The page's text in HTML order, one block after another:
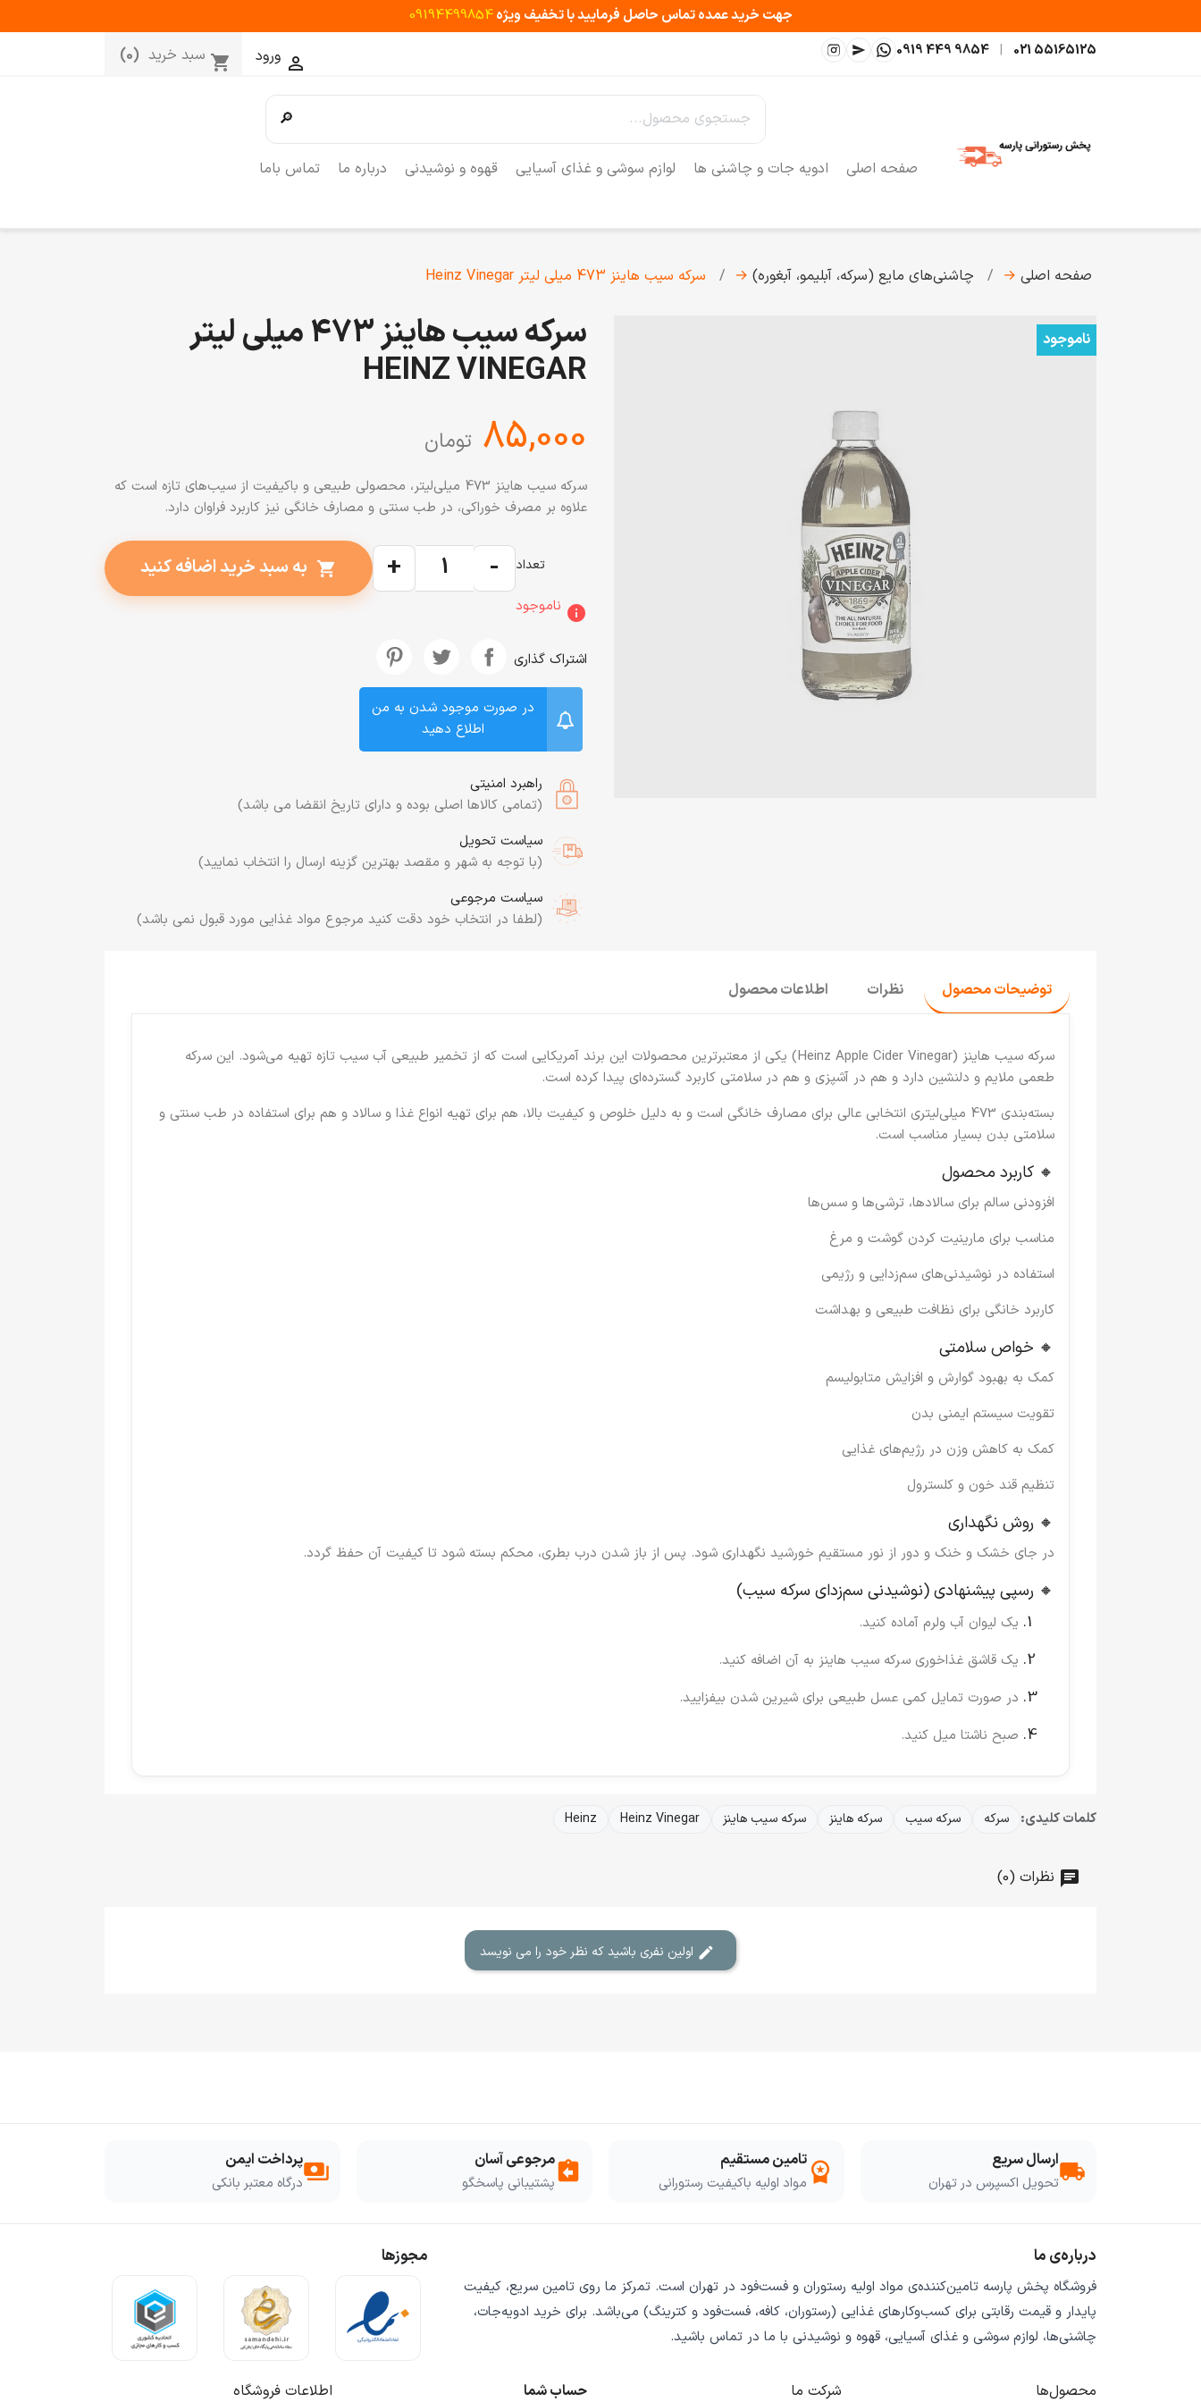
جهت خرید عمده تماس حاصل فرمایید با تخفیف ویژه09194499854
021 55165125
|
0919 449 9854
 ورود shopping_cart سبد خرید (0)
🔎
صفحه اصلی ادویه جات و چاشنی ها لوازم سوشی و غذای آسیایی قهوه و نوشیدنی درباره ما تماس باما
صفحه اصلی → چاشنی‌های مایع (سرکه، آبلیمو، آبغوره) → سرکه سیب هاینز 473 میلی لیتر Heinz Vinegar
ناموجود سرکه سیب هاینز 473 میلی لیتر
HEINZ VINEGAR
‎85,000 تومان
سرکه سیب هاینز 473 میلی‌لیتر، محصولی طبیعی و باکیفیت از سیب‌های تازه است که
علاوه بر مصرف خوراکی، در طب سنتی و مصارف خانگی نیز کاربرد فراوان دارد.
تعداد -
+
shopping_cart به سبد خرید اضافه کنید
info ناموجود
اشتراک گذاری
در صورت موجود شدن به من
اطلاع دهید
راهبرد امنیتی
(تمامی کالاها اصلی بوده و دارای تاریخ انقضا می باشد)
سیاست تحویل
(با توجه به شهر و مقصد بهترین گزینه ارسال را انتخاب نمایید)
سیاست مرجوعی
(لطفا در انتخاب خود دقت کنید مرجوع مواد غذایی مورد قبول نمی باشد)
توضیحات محصول نظرات اطلاعات محصول
سرکه سیب هاینز (Heinz Apple Cider Vinegar)
یکی از معتبرترین محصولات این برند آمریکایی است که از تخمیر طبیعی آب سیب تازه تهیه می‌شود. این سرکه
طعمی ملایم و دلنشین دارد و هم در آشپزی و هم در سلامتی کاربرد گسترده‌ای پیدا کرده است.
بسته‌بندی 473 میلی‌لیتری
انتخابی عالی برای مصارف خانگی است و به دلیل خلوص و کیفیت بالا، هم برای تهیه انواع غذا و سالاد و هم برای استفاده در طب سنتی و
سلامتی بدن بسیار مناسب است.
🔸 کاربرد محصول
افزودنی سالم برای سالادها، ترشی‌ها و سس‌ها
مناسب برای مارینیت کردن گوشت و مرغ
استفاده در نوشیدنی‌های سم‌زدایی و رژیمی
کاربرد خانگی برای نظافت طبیعی و بهداشت
🔸 خواص سلامتی
کمک به بهبود گوارش و افزایش متابولیسم
تقویت سیستم ایمنی بدن
کمک به کاهش وزن در رژیم‌های غذایی
تنظیم قند خون و کلسترول
🔸 روش نگهداری
در جای خشک و خنک و دور از نور مستقیم خورشید نگهداری شود. پس از باز شدن درب بطری، محکم بسته شود تا کیفیت آن حفظ گردد.
🔸 رسپی پیشنهادی (نوشیدنی سم‌زدای سرکه سیب)
یک لیوان آب ولرم آماده کنید.
یک قاشق غذاخوری سرکه سیب هاینز به آن اضافه کنید.
در صورت تمایل کمی عسل طبیعی برای شیرین شدن بیفزایید.
صبح ناشتا میل کنید.
کلمات کلیدی: سرکه سرکه سیب سرکه هاینز سرکه سیب هاینز Heinz Vinegar
Heinz
نظرات (0)
local_shippingارسال سریع
تحویل اکسپرس در تهران workspace_premium تامین مستقیم
مواد اولیه باکیفیت رستورانی assignment_returnمرجوعی آسان
پشتیبانی پاسخگو paymentsپرداخت ایمن
درگاه معتبر بانکی
درباره‌ی ما
فروشگاه پخش پارسه تامین‌کننده‌ی مواد اولیه رستوران و فست‌فود در تهران است. تمرکز ما روی تامین سریع، کیفیت
پایدار و قیمت رقابتی برای کسب‌وکارهای غذایی (رستوران، کافه، فست‌فود و کترینگ) می‌باشد. برای خرید ادویه‌جات،
چاشنی‌ها، لوازم سوشی و غذای آسیایی، قهوه و نوشیدنی با ما در تماس باشید.
مجوزها
محصول‌ها شرکت ما حساب شما اطلاعات فروشگاه